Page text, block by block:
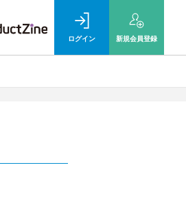
ログイン 新規会員登録